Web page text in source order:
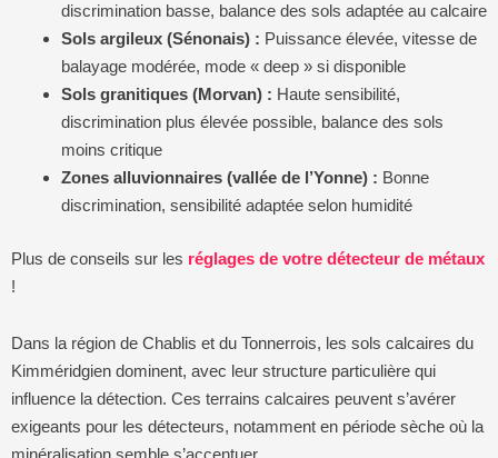
discrimination basse, balance des sols adaptée au calcaire
Sols argileux (Sénonais) : Puissance élevée, vitesse de
balayage modérée, mode « deep » si disponible
Sols granitiques (Morvan) : Haute sensibilité,
discrimination plus élevée possible, balance des sols
moins critique
Zones alluvionnaires (vallée de l’Yonne) : Bonne
discrimination, sensibilité adaptée selon humidité
Plus de conseils sur les réglages de votre détecteur de métaux
!
Dans la région de Chablis et du Tonnerrois, les sols calcaires du
Kimméridgien dominent, avec leur structure particulière qui
influence la détection. Ces terrains calcaires peuvent s’avérer
exigeants pour les détecteurs, notamment en période sèche où la